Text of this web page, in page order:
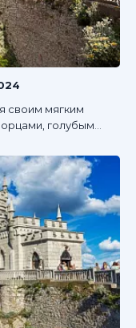
своим мягким
голубым...